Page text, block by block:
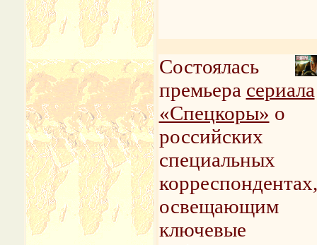
Состоялась
премьера сериала
«Спецкоры» о
российских
специальных
корреспондентах,
освещающим
ключевые